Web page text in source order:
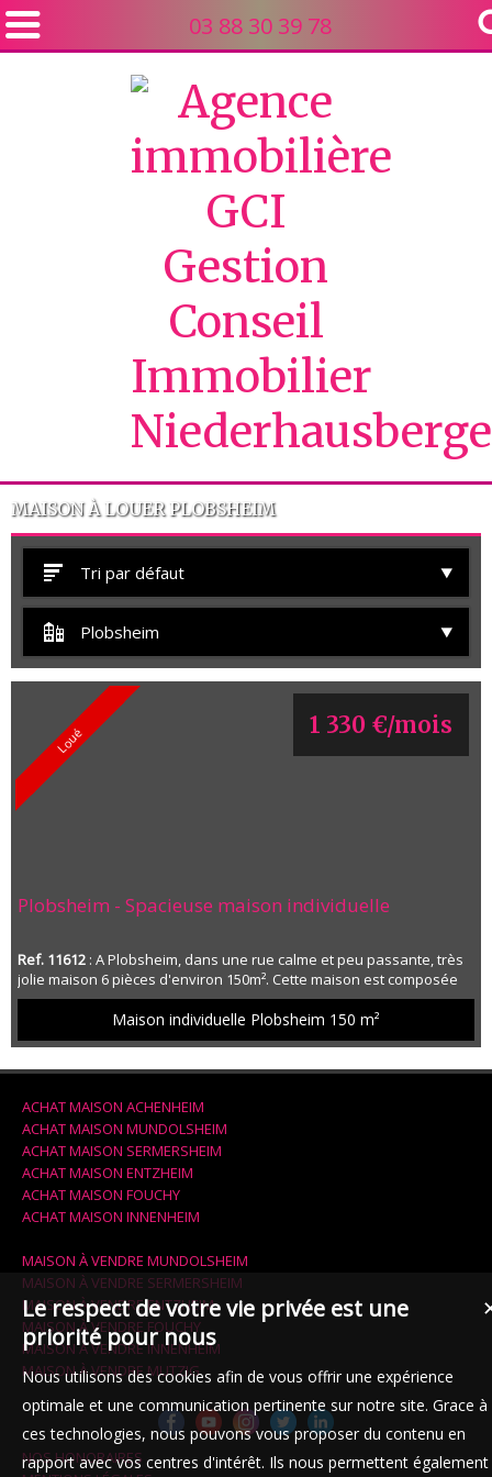
03 88 30 39 78
MAISON À LOUER PLOBSHEIM
Tri par défaut
Plobsheim
Loué
Plobsheim - Spacieuse maison individuelle
Ref. 11612 : A Plobsheim, dans une rue calme et peu passante, très
jolie maison 6 pièces d'environ 150m². Cette maison est composée
comme suit. Au rez-de-chaussée, un hall avec placard, un
salon/séjour double, une pièce (bureau ou chambre), une cuisine
indépendante intégralement meublée et équipée, une salle de
belles chambres com...
Maison individuelle Plobsheim 150 m²
1 330 €/mois
ACHAT MAISON ACHENHEIM
ACHAT MAISON MUNDOLSHEIM
ACHAT MAISON SERMERSHEIM
ACHAT MAISON ENTZHEIM
ACHAT MAISON FOUCHY
ACHAT MAISON INNENHEIM
MAISON À VENDRE MUNDOLSHEIM
MAISON À VENDRE SERMERSHEIM
MAISON À VENDRE ENTZHEIM
MAISON À VENDRE FOUCHY
MAISON À VENDRE INNENHEIM
MAISON À VENDRE MUTZIG
NOS HONORAIRES
Le respect de votre vie privée est une
priorité pour nous
Nous utilisons des cookies afin de vous offrir une expérience
optimale et une communication pertinente sur notre site. Grace à
ces technologies, nous pouvons vous proposer du contenu en
rapport avec vos centres d'intérêt. Ils nous permettent également